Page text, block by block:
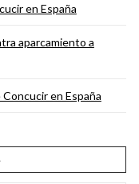
en España
aparcamiento a
en España